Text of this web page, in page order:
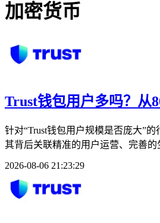
加密货币
Trust钱包用户多吗？从
针对“Trust钱包用户规模是否庞大”
其背后关联精准的用户运营、完善
2026-08-06 21:23:29